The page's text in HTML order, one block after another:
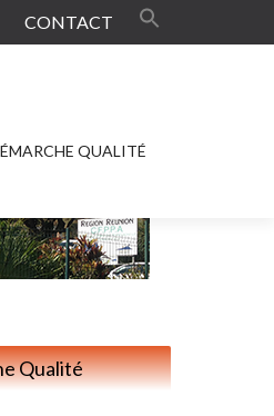
CONTACT
QUALITÉ
Qualité